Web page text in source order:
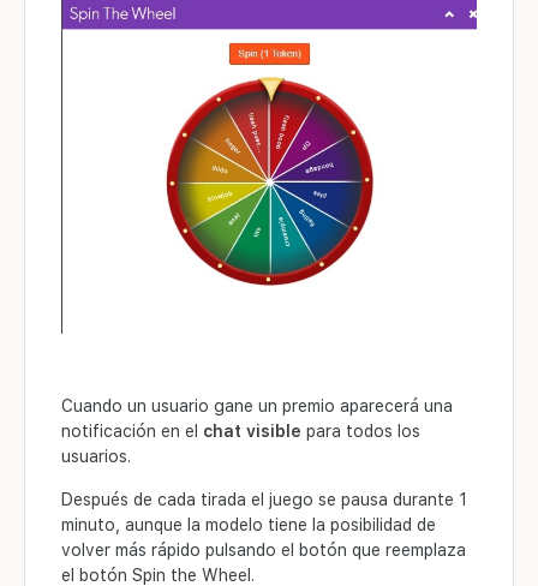
Cuando un usuario gane un premio aparecerá una
notificación en el chat visible para todos los
usuarios.
Después de cada tirada el juego se pausa durante 1
minuto, aunque la modelo tiene la posibilidad de
volver más rápido pulsando el botón que reemplaza
el botón Spin the Wheel.